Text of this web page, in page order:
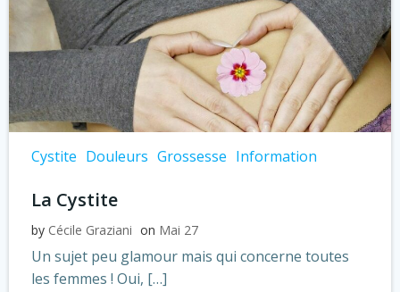
Cystite Douleurs Grossesse Information
La Cystite
by Cécile Graziani on Mai 27
Un sujet peu glamour mais qui concerne toutes
les femmes ! Oui, […]